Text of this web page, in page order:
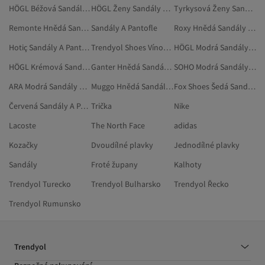
HÖGL Béžová Sandály A Pantofle
HÖGL Ženy Sandály A Pantofle
Tyrkysová Ženy Sandály A Pantofle
Remonte Hnědá Sandály A Pantofle Sandály A Pantofle
Roxy Hnědá Sandály A Pantofle
Hotiç Sandály A Pantofle
Trendyol Shoes Vínová Sandály A Pantofle
HÖGL Modrá Sandály A Pantofle
HÖGL Krémová Sandály A Pantofle
Ganter Hnědá Sandály A Pantofle
SOHO Modrá Sandály A Pantofle
ARA Modrá Sandály A Pantofle
Muggo Hnědá Sandály A Pantofle
Fox Shoes Šedá Sandály A Pantofle
Červená Sandály A Pantofle Trička
Nike
Lacoste
The North Face
adidas
Kozačky
Dvoudílné plavky
Jednodílné plavky
Sandály
Froté župany
Kalhoty
Trendyol Turecko
Trendyol Bulharsko
Trendyol Řecko
Trendyol Rumunsko
Trendyol